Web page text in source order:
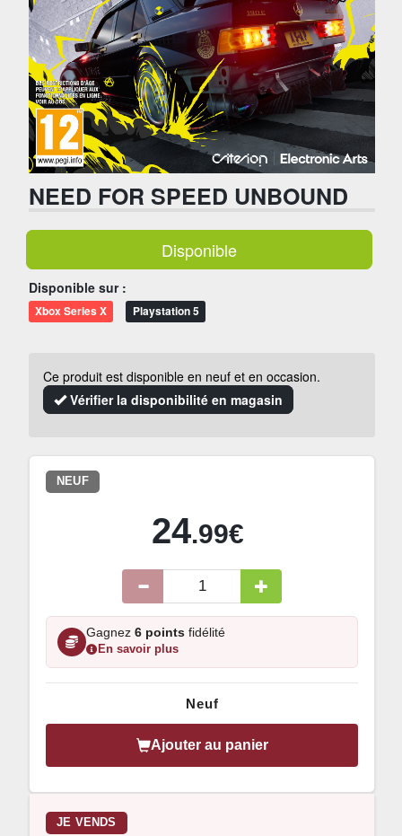
NEED FOR SPEED UNBOUND
Disponible
Disponible sur :
Xbox Series X Playstation 5
Ce produit est disponible en neuf et en occasion.
Vérifier la disponibilité en magasin
NEUF
24.99€
Gagnez 6 points fidélité
En savoir plus
Neuf
Ajouter au panier
JE VENDS